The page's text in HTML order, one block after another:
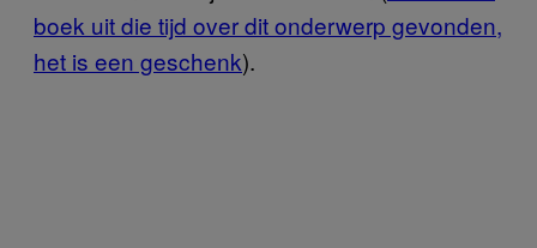
boek uit die tijd over dit onderwerp gevonden,
het is een geschenk).